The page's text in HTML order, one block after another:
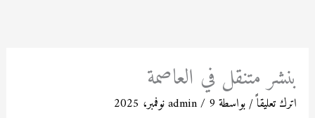
بنشر متنقل في العاصمة
اترك تعليقاً/ بواسطة admin/ 9 نوفمبر، 2025